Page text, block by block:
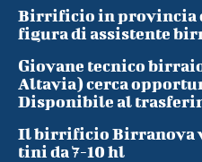
Birrificio in provincia
figura di assistente
Giovane tecnico
Altavia) cerca
Disponibile al
Il birrificio Birranova
tini da 7-10 hl